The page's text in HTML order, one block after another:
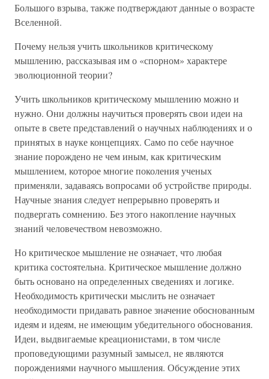
Большого взрыва, также подтверждают данные о возрасте
Вселенной.
Почему нельзя учить школьников критическому
мышлению, рассказывая им о «спорном» характере
эволюционной теории?
Учить школьников критическому мышлению можно и
нужно. Они должны научиться проверять свои идеи на
опыте в свете представлений о научных наблюдениях и о
принятых в науке концепциях. Само по себе научное
знание порождено не чем иным, как критическим
мышлением, которое многие поколения ученых
применяли, задаваясь вопросами об устройстве природы.
Научные знания следует непрерывно проверять и
подвергать сомнению. Без этого накопление научных
знаний человечеством невозможно.
Но критическое мышление не означает, что любая
критика состоятельна. Критическое мышление должно
быть основано на определенных сведениях и логике.
Необходимость критически мыслить не означает
необходимости придавать равное значение обоснованным
идеям и идеям, не имеющим убедительного обоснования.
Идеи, выдвигаемые креационистами, в том числе
проповедующими разумный замысел, не являются
порождениями научного мышления. Обсуждение этих